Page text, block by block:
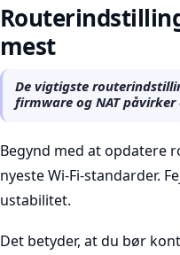
mest
De vigtigste
firmware og NAT
Begynd med at opdatere
nyeste Wi‑Fi-standarder.
ustabilitet.
Det betyder, at du bør